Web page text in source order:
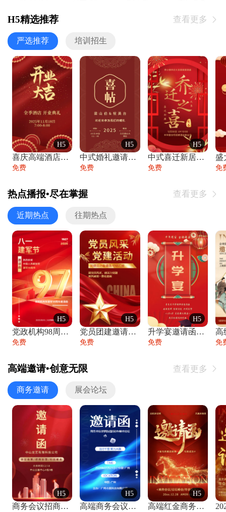
H5精选推荐 查看更多 
严选推荐 培训招生
H5
喜庆高端酒店开业大吉邀请函
免费
H5
中式婚礼邀请函中国风传统复古婚礼请柬请帖
免费
H5
中式喜迁新居乔迁之喜邀请函宴会请帖
免费 免
热点播报•尽在掌握 查看更多 
近期热点 往期热点
H5
党政机构98周年八一建军节庆祝晚会活动邀
免费
H5
党员团建邀请函党建活动风采党会工作汇报总
免费
H5
升学宴邀请函喜报金榜题名高端谢师宴邀请函
免费 免
高端邀请•创意无限 查看更多 
商务邀请 展会论坛
H5
商务会议招商展会科技峰会邀请函年会邀请
H5
高端商务会议招商加盟展会峰会论坛邀请函
H5
高端红金商务会议年会年终盛典答谢邀请函